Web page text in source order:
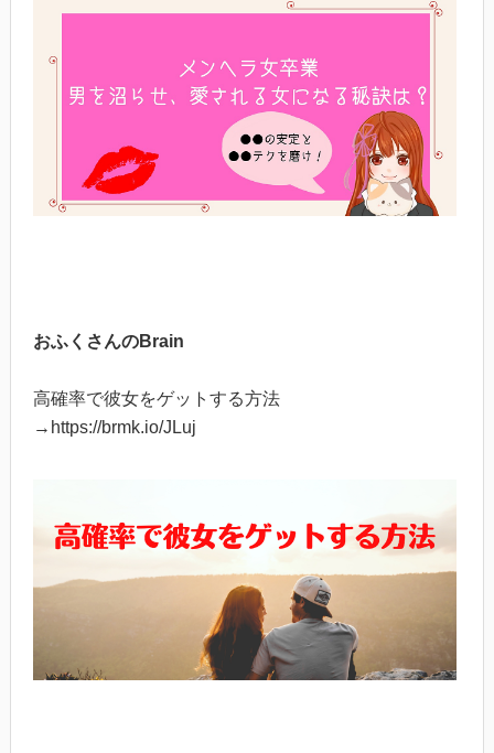
おふくさんのBrain
高確率で彼女をゲットする方法
→https://brmk.io/JLuj